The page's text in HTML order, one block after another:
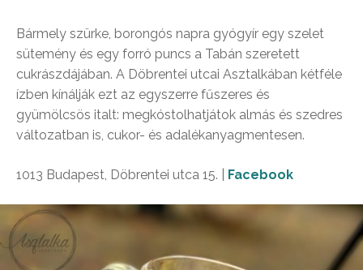
Bármely szürke, borongós napra gyógyír egy szelet
sütemény és egy forró puncs a Tabán szeretett
cukrászdájában. A Döbrentei utcai Asztalkában kétféle
ízben kínálják ezt az egyszerre fűszeres és
gyümölcsös italt: megkóstolhatjátok almás és szedres
változatban is, cukor- és adalékanyagmentesen.
1013 Budapest, Döbrentei utca 15. | Facebook